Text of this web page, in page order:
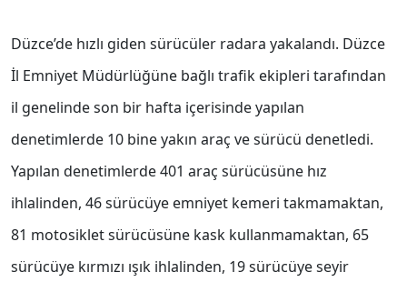
Düzce’de hızlı giden sürücüler radara yakalandı. Düzce
İl Emniyet Müdürlüğüne bağlı trafik ekipleri tarafından
il genelinde son bir hafta içerisinde yapılan
denetimlerde 10 bine yakın araç ve sürücü denetledi.
Yapılan denetimlerde 401 araç sürücüsüne hız
ihlalinden, 46 sürücüye emniyet kemeri takmamaktan,
81 motosiklet sürücüsüne kask kullanmamaktan, 65
sürücüye kırmızı ışık ihlalinden, 19 sürücüye seyir